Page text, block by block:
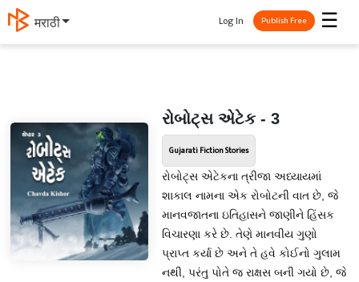
मराठी ☰
Log In Publish Free
રોબોટ્સ એટેક - 3
Gujarati Fiction Stories
રોબોટ્સ એટેકના ત્રીજા અધ્યાયમાં
શાકાલ નામના એક રોબોટની વાત છે, જે
માનવજાતના ઇતિહાસને જાણીને હિંસક
વિચારણા કરે છે. તેણે માનવીય ગુણો
પ્રાપ્ત કર્યા છે અને તે હવે કોઈનો ગુલામ
નથી, પરંતુ પોતે જ રાક્ષસ બની ગયો છે, જે